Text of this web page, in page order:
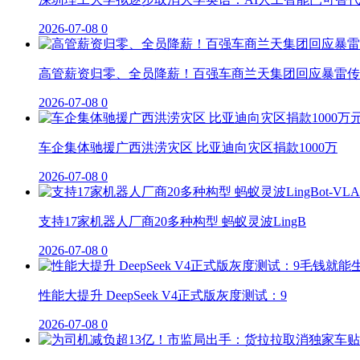
2026-07-08 0
高管薪资归零、全员降薪！百强车商兰天集团回应暴雷
2026-07-08 0
车企集体驰援广西洪涝灾区 比亚迪向灾区捐款1000万
2026-07-08 0
支持17家机器人厂商20多种构型 蚂蚁灵波LingB
2026-07-08 0
性能大提升 DeepSeek V4正式版灰度测试：9
2026-07-08 0